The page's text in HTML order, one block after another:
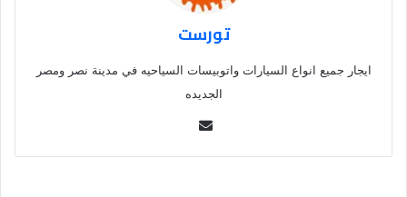
تورست
ايجار جميع انواع السيارات واتوبيسات السياحيه في مدينة نصر ومصر
الجديده